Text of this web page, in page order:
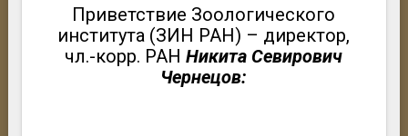
Приветствие Зоологического
института (ЗИН РАН) – директор,
чл.-корр. РАННикита Севирович
Чернецов: